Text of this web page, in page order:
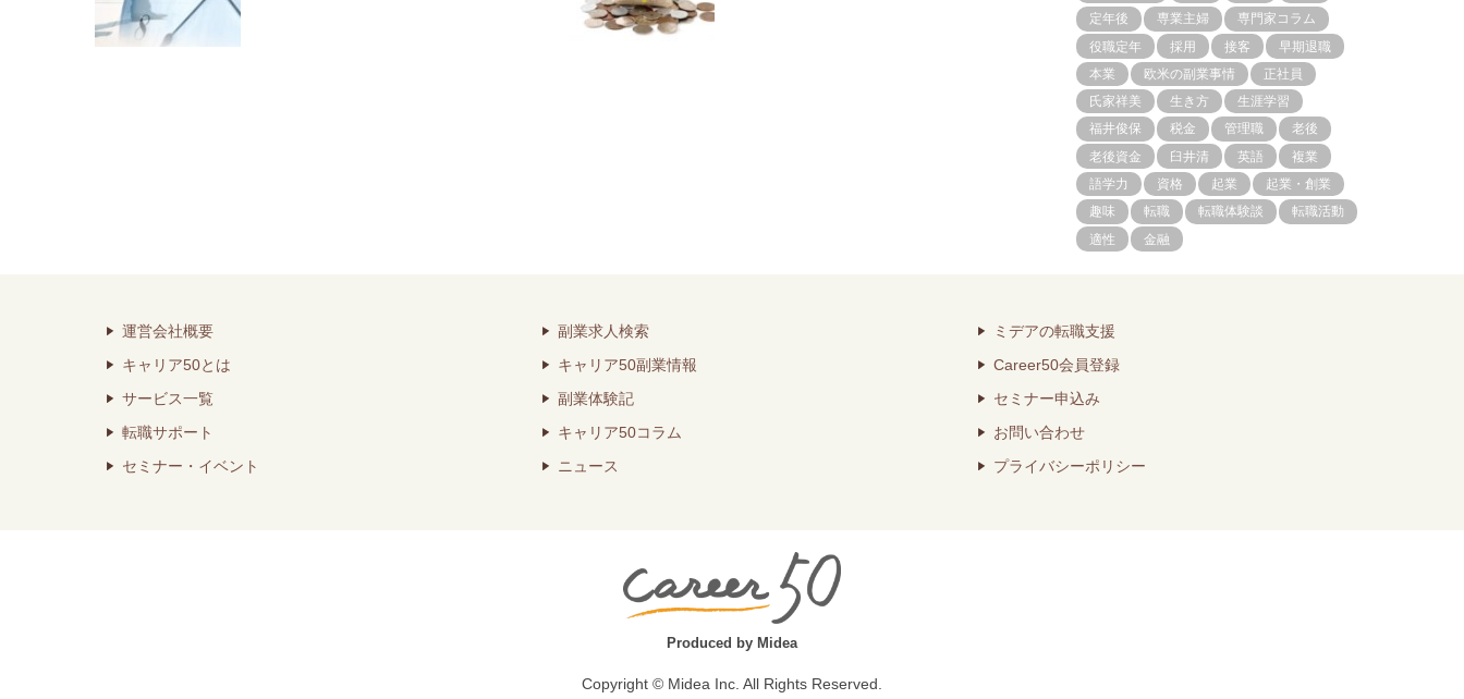
定年後
専業主婦
専門家コラム
役職定年
採用 接客
早期退職
本業
欧米の副業事情
正社員
氏家祥美
生き方
生涯学習
福井俊保
税金 管理職
老後
老後資金
臼井清 英語
複業
語学力
資格 起業
起業・創業
趣味
転職 転職体験談
転職活動
適性
金融
運営会社概要
キャリア50とは
サービス一覧
転職サポート
セミナー・イベント
副業求人検索
キャリア50副業情報
副業体験記
キャリア50コラム
ニュース
ミデアの転職支援
Career50会員登録
セミナー申込み
お問い合わせ
プライバシーポリシー
Produced by Midea
Copyright © Midea Inc. All Rights Reserved.